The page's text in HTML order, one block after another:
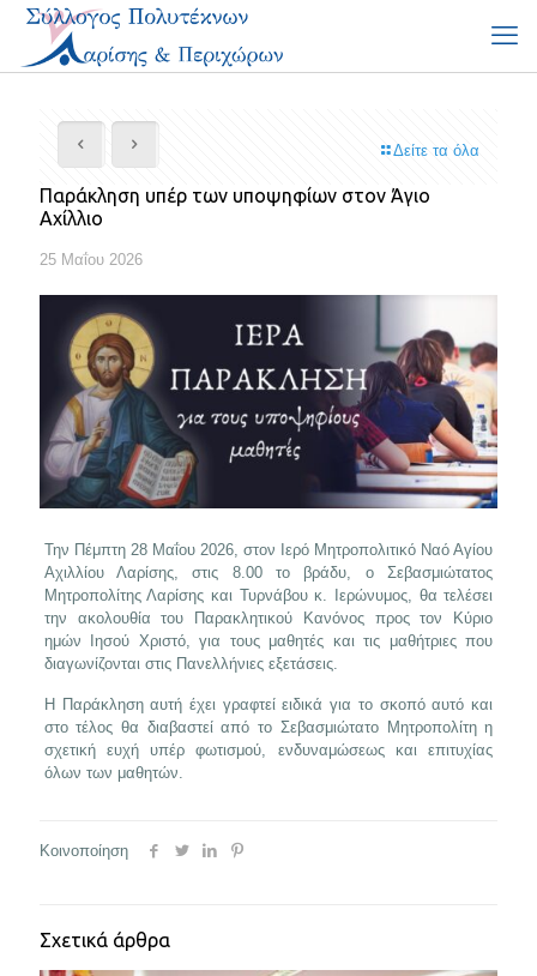
Δείτε τα όλα
Παράκληση υπέρ των υποψηφίων στον Άγιο
Αχίλλιο
25 Μαΐου 2026
Την Πέμπτη 28 Μαΐου 2026, στον Ιερό Μητροπολιτικό Ναό Αγίου
Αχιλλίου Λαρίσης, στις 8.00 το βράδυ, ο Σεβασμιώτατος
Μητροπολίτης Λαρίσης και Τυρνάβου κ. Ιερώνυμος, θα τελέσει
την ακολουθία του Παρακλητικού Κανόνος προς τον Κύριο
ημών Ιησού Χριστό, για τους μαθητές και τις μαθήτριες που
διαγωνίζονται στις Πανελλήνιες εξετάσεις.
Η Παράκληση αυτή έχει γραφτεί ειδικά για το σκοπό αυτό και
στο τέλος θα διαβαστεί από το Σεβασμιώτατο Μητροπολίτη η
σχετική ευχή υπέρ φωτισμού, ενδυναμώσεως και επιτυχίας
όλων των μαθητών.
Κοινοποίηση
Σχετικά άρθρα